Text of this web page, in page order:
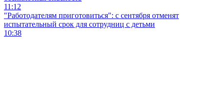
11:12
"Работодателям приготовиться": с сентября отменят
испытательный срок для сотрудниц с детьми
10:38